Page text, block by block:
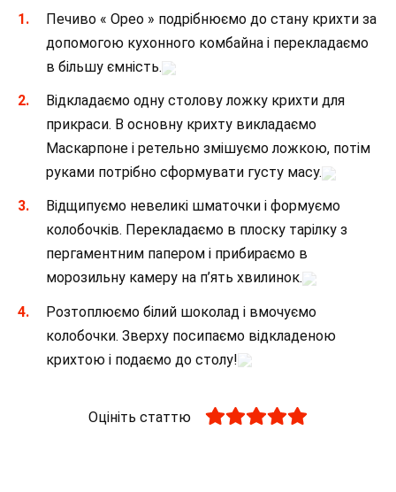
Печиво « Орео » подрібнюємо до стану крихти за
допомогою кухонного комбайна і перекладаємо
в більшу ємність.
Відкладаємо одну столову ложку крихти для
прикраси. В основну крихту викладаємо
Маскарпоне і ретельно змішуємо ложкою, потім
руками потрібно сформувати густу масу.
Відщипуємо невеликі шматочки і формуємо
колобочків. Перекладаємо в плоску тарілку з
пергаментним папером і прибираємо в
морозильну камеру на п’ять хвилинок.
Розтоплюємо білий шоколад і вмочуємо
колобочки. Зверху посипаємо відкладеною
крихтою і подаємо до столу!
Оцініть статтю